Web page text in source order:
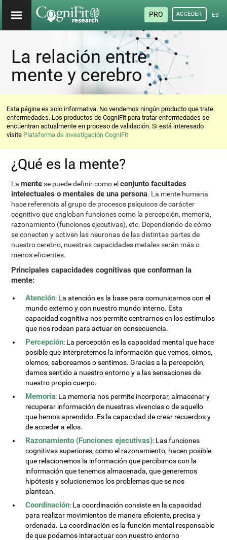
PRO ACCEDER
La relación entre
mente y cerebro
Esta página es solo informativa. No vendemos ningún producto que trate
enfermedades. Los productos de CogniFit para tratar enfermedades se
encuentran actualmente en proceso de validación. Si está interesado
visite Plataforma de investigación CogniFit
¿Qué es la mente?
Lamentese puede definir como elconjunto facultades
intelectuales o mentales de una persona. La mente humana
hace referencia al grupo de procesos psíquicos de carácter
cognitivo que engloban funciones como la percepción, memoria,
razonamiento (funciones ejecutivas), etc. Dependiendo de cómo
se conecten y activen las neuronas de las distintas partes de
nuestro cerebro, nuestras capacidades metales serán más o
menos eficientes.
Principales capacidades cognitivas que conforman la
mente:
Atención: La atención es la base para comunicarnos con el
mundo externo y con nuestro mundo interno. Esta
capacidad cognitiva nos permite centrarnos en los estímulos
que nos rodean para actuar en consecuencia.
Percepción: La percepción es la capacidad mental que hace
posible que interpretemos la información que vemos, oímos,
olemos, saboreamos o sentimos. Gracias a la percepción,
damos sentido a nuestro entorno y a las sensaciones de
nuestro propio cuerpo.
Memoria: La memoria nos permite incorporar, almacenar y
recuperar información de nuestras vivencias o de aquello
que hemos aprendido. Es la capacidad de crear recuerdos y
de acceder a ellos.
Razonamiento (Funciones ejecutivas): Las funciones
cognitivas superiores, como el razonamiento, hacen posible
que relacionemos la información que percibimos con la
información que tenemos almacenada, que generemos
hipótesis y solucionemos los problemas que se nos
plantean.
Coordinación: La coordinación consiste en la capacidad
para realizar movimientos de manera eficiente, precisa y
ordenada. La coordinación es la función mental responsable
de que podamos interactuar con nuestro entorno